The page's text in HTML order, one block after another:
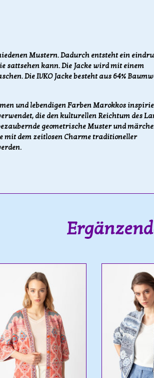
Mustern. Dadurch entsteht ein
sattsehen kann. Die Jacke wird mit einem
Die IVKO Jacke besteht aus 64%
und lebendigen Farben Marokkos
die den kulturellen Reichtum des
geometrische Muster und
mit dem zeitlosen Charme traditioneller